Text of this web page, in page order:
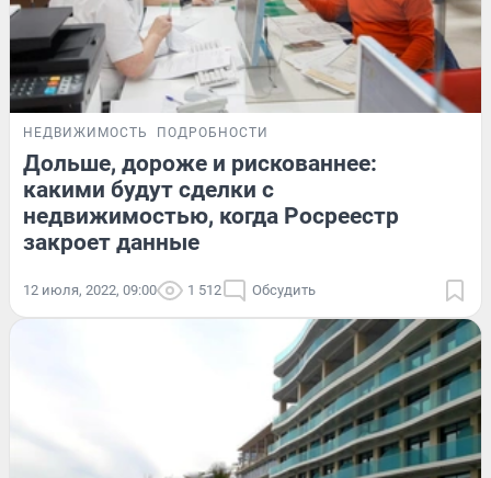
НЕДВИЖИМОСТЬ ПОДРОБНОСТИ
Дольше, дороже и рискованнее:
какими будут сделки с
недвижимостью, когда Росреестр
закроет данные
12 июля, 2022, 09:00 1 512 Обсудить